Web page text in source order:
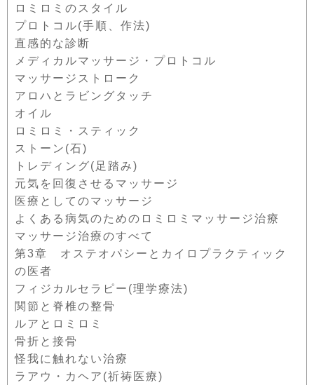
ロミロミのスタイル
プロトコル(手順、作法)
直感的な診断
メディカルマッサージ・プロトコル
マッサージストローク
アロハとラビングタッチ
オイル
ロミロミ・スティック
ストーン(石)
トレディング(足踏み)
元気を回復させるマッサージ
医療としてのマッサージ
よくある病気のためのロミロミマッサージ治療
マッサージ治療のすべて
第3章 オステオパシーとカイロプラクティック
の医者
フィジカルセラピー(理学療法)
関節と脊椎の整骨
ルアとロミロミ
骨折と接骨
怪我に触れない治療
ラアウ・カヘア(祈祷医療)